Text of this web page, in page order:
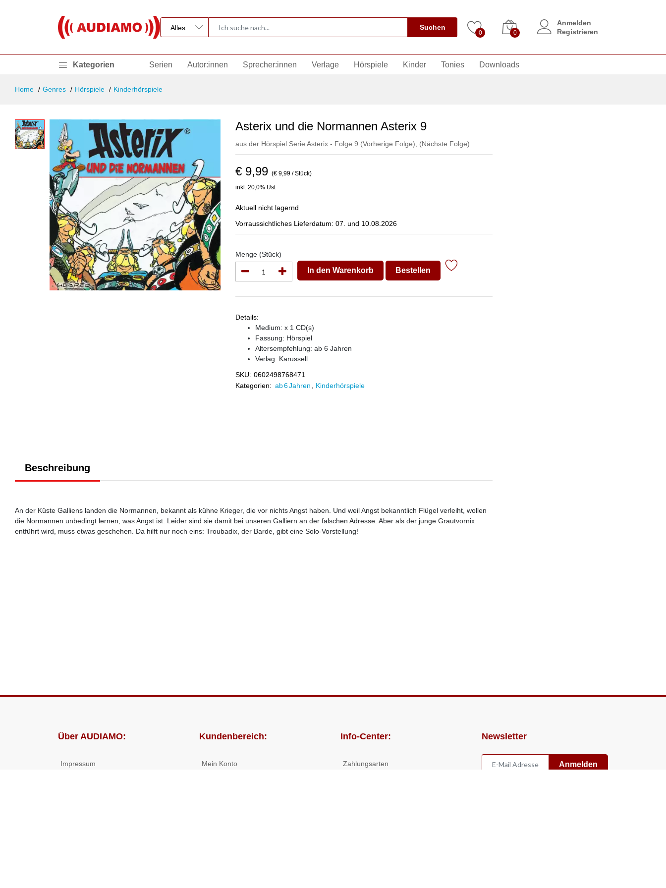
Suchen
0 0
Anmelden
Registrieren
Kategorien Serien Autor:innen Sprecher:innen Verlage Hörspiele Kinder Tonies Downloads
Home Genres Hörspiele Kinderhörspiele
Asterix und die Normannen Asterix 9
aus der Hörspiel Serie Asterix - Folge 9 (Vorherige Folge) (Nächste Folge)
€ 9,99 (€ 9,99 / Stück)
inkl. 20,0% Ust
Aktuell nicht lagernd
Vorraussichtliches Lieferdatum: 07. und 10.08.2026
Menge (Stück)
In den Warenkorb Bestellen
Details:
Medium: x 1 CD(s)
Fassung: Hörspiel
Altersempfehlung: ab 6 Jahren
Verlag: Karussell
SKU: 0602498768471
Kategorien: ab 6 Jahren Kinderhörspiele
Beschreibung
An der Küste Galliens landen die Normannen, bekannt als kühne Krieger, die vor nichts Angst haben. Und weil Angst bekanntlich Flügel verleiht, wollen
die Normannen unbedingt lernen, was Angst ist. Leider sind sie damit bei unseren Galliern an der falschen Adresse. Aber als der junge Grautvornix
entführt wird, muss etwas geschehen. Da hilft nur noch eins: Troubadix, der Barde, gibt eine Solo-Vorstellung!
Über AUDIAMO:
Impressum
Kundenbereich:
Mein Konto
Info-Center:
Zahlungsarten
Newsletter
Anmelden